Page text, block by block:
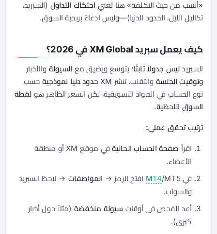
«أنسب من حيث التكلفة» هنا تعني احتكاك التداول (السبريد،
تكاليل الليل، الحدود الدنيا)—وليس ادعاءً بربحية السوق.
كيف يعمل سبريد XM Global في 2026؟
السبريد ليس جدولاً ثابتًا؛ يتوسع ويضيق مع السيولة والأخبار
وتوقيت الجلسة والتقلب. تنشر XM حدود دنيا نموذجية حسب
نوع الحساب في المواد التسويقية، لكن السعر الظاهر هو لقطة
السوق اللحظية.
ترتيب تحقق عملي:
اقرأ صفحة الحساب الحالية
في موقع XM أو منطقة
الأعضاء.
في
MT4/MT5 افتح الرمز → المواصفات → لاحظ السبريد
والسواب.
أعد الفحص في أوقات سيولة منخفضة (مثلاً حول أخبار
كبرى).